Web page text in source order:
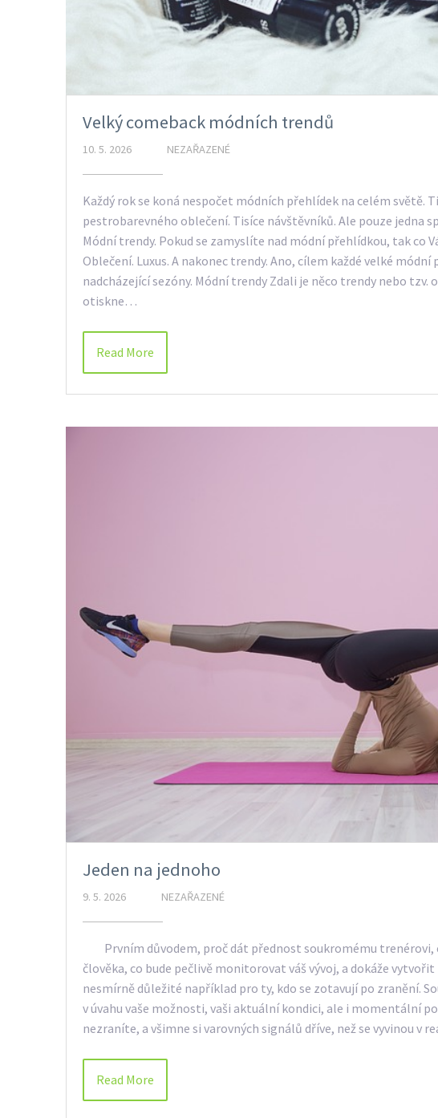
Velký comeback módních trendů
10. 5. 2026 NEZAŘAZENÉ
Každý rok se koná nespočet módních přehlídek na celém světě.
pestrobarevného oblečení. Tisíce návštěvníků. Ale pouze jedna
Módní trendy. Pokud se zamyslíte nad módní přehlídkou, tak co
Oblečení. Luxus. A nakonec trendy. Ano, cílem každé velké
nadcházející sezóny. Módní trendy Zdali je něco trendy nebo tzv.
otiskne…
Read More
Jeden na jednoho
9. 5. 2026 NEZAŘAZENÉ
Prvním důvodem, proč dát přednost soukromému trenérovi,
člověka, co bude pečlivě monitorovat váš vývoj, a dokáže
nesmírně důležité například pro ty, kdo se zotavují po zranění.
v úvahu vaše možnosti, vaši aktuální kondici, ale i momentální
nezraníte, a všimne si varovných signálů dříve, než se vyvinou v
Read More